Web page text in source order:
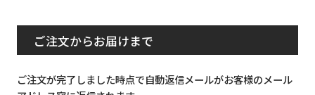
ご注文からお届けまで
ご注文が完了しました時点で自動返信メールがお客様のメール